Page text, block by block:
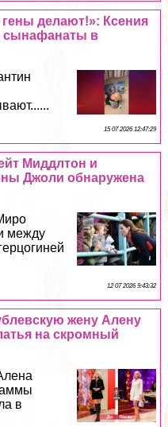
делают!»: Ксения
сынафанаты в
15 07 2026 12:47:29
Миддлтон и
Джоли обнаружена
между
12 07 2026 9:43:32
жену Алену
на скромный
в